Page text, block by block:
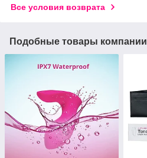
Все условия возврата
Подобные товары компании